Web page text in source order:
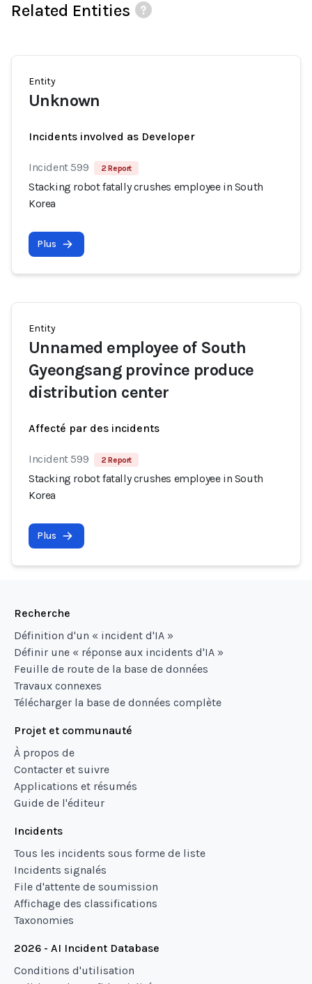
Related Entities
Entity
Unknown
Incidents involved as Developer
Incident 599 2 Report
Stacking robot fatally crushes employee in South
Korea
Plus
Entity
Unnamed employee of South
Gyeongsang province produce
distribution center
Affecté par des incidents
Incident 599 2 Report
Stacking robot fatally crushes employee in South
Korea
Plus
Recherche
Définition d'un « incident d'IA »
Définir une « réponse aux incidents d'IA »
Feuille de route de la base de données
Travaux connexes
Télécharger la base de données complète
Projet et communauté
À propos de
Contacter et suivre
Applications et résumés
Guide de l'éditeur
Incidents
Tous les incidents sous forme de liste
Incidents signalés
File d'attente de soumission
Affichage des classifications
Taxonomies
2026 - AI Incident Database
Conditions d'utilisation